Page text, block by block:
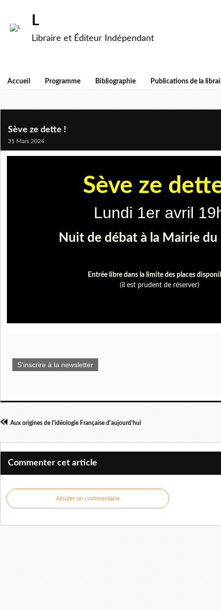
L
Libraire et Éditeur Indépendant
Accueil Programme Bibliographie Publications de la
Sève ze dette !
31 Mars 2024
Sève ze
Lundi 1er avril
Nuit de débat à la Mairie du
Entrée libre dans la limite des places
(il est prudent de réserver)
S'inscrire à la newsletter
Aux origines de l'idéologie Française d'aujourd'hui
Commenter cet article
Ajouter un commentaire